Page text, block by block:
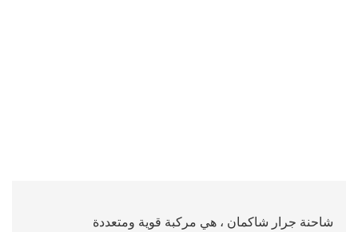
شاحنة جرار شاكمان ، هي مركبة قوية ومتعددة